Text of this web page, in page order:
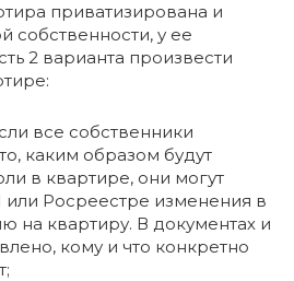
приватизирована и
собственности, у ее
2 варианта произвести
все собственники
каким образом будут
в квартире, они могут
или Росреестре изменения в
на квартиру. В документах и
кому и что конкретно